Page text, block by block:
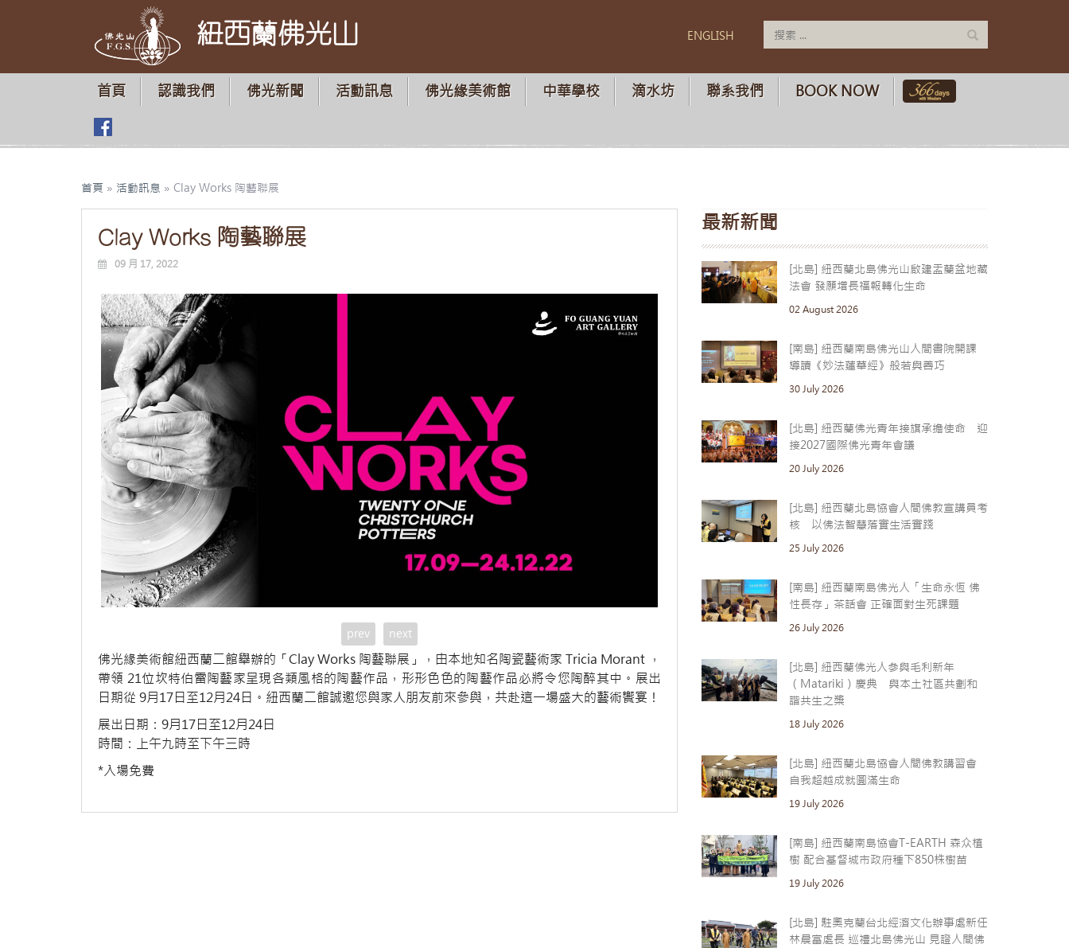
紐西蘭佛光山 ENGLISH
首頁 認識我們 佛光新聞 活動訊息 佛光緣美術館 中華學校 滴水坊 聯系我們 BOOK NOW
首頁 » 活動訊息 » Clay Works 陶藝聯展
Clay Works 陶藝聯展
09 月 17, 2022
prev next
佛光緣美術館紐西蘭二館舉辦的「Clay Works 陶藝聯展」，由本地知名陶瓷藝術家 Tricia Morant ，
帶領 21位坎特伯雷陶藝家呈現各類風格的陶藝作品，形形色色的陶藝作品必將令您陶醉其中。展出
日期從 9月17日至12月24日。紐西蘭二館誠邀您與家人朋友前來參與，共赴這一場盛大的藝術饗宴！
展出日期：9月17日至12月24日
時間：上午九時至下午三時
*入場免費
最新新聞
[北島] 紐西蘭北島佛光山啟建盂蘭盆地藏
法會 發願增長福報轉化生命
02 August 2026
[南島] 紐西蘭南島佛光山人間書院開課
導讀《妙法蓮華經》般若與善巧
30 July 2026
[北島] 紐西蘭佛光青年接旗承擔使命 迎
接2027國際佛光青年會議
20 July 2026
[北島] 紐西蘭北島協會人間佛教宣講員考
核 以佛法智慧落實生活實踐
25 July 2026
[南島] 紐西蘭南島佛光人「生命永恆 佛
性長存」茶話會 正確面對生死課題
26 July 2026
[北島] 紐西蘭佛光人參與毛利新年
（Matariki）慶典 與本土社區共劃和
諧共生之槳
18 July 2026
[北島] 紐西蘭北島協會人間佛教講習會
自我超越成就圓滿生命
19 July 2026
[南島] 紐西蘭南島協會T-EARTH 森众植
樹 配合基督城市政府種下850株樹苗
19 July 2026
[北島] 駐奧克蘭台北經濟文化辦事處新任
林晨富處長 巡禮北島佛光山 見證人間佛